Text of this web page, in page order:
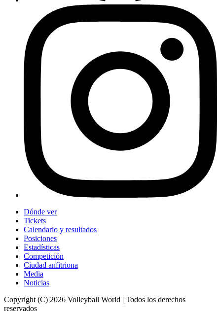
Dónde ver
Tickets
Calendario y resultados
Posiciones
Estadísticas
Competición
Ciudad anfitriona
Media
Noticias
Copyright (C) 2026 Volleyball World | Todos los derechos
reservados